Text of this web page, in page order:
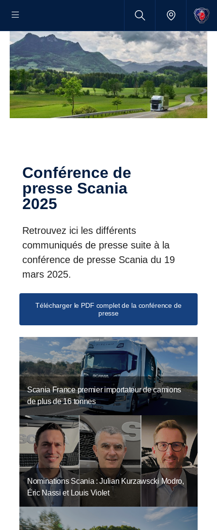
Conférence de
presse Scania
2025
Retrouvez ici les différents
communiqués de presse suite à la
conférence de presse Scania du 19
mars 2025.
Télécharger le PDF complet de la conférence de
presse
Scania France premier importateur de camions
de plus de 16 tonnes
Nominations Scania : Julian Kurzawscki Modro,
Éric Nassi et Louis Violet